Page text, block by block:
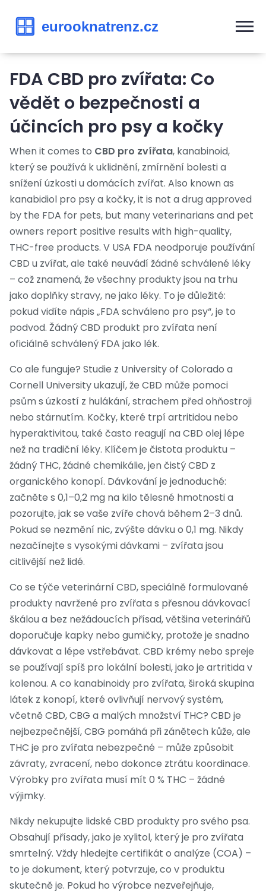
FDA CBD pro zvířata: Co
vědět o bezpečnosti a
účincích pro psy a kočky
When it comes to CBD pro zvířata, kanabinoid,
který se používá k uklidnění, zmírnění bolesti a
snížení úzkosti u domácích zvířat. Also known as
kanabidiol pro psy a kočky, it is not a drug approved
by the FDA for pets, but many veterinarians and pet
owners report positive results with high-quality,
THC-free products. V USA FDA neodporuje používání
CBD u zvířat, ale také neuvádí žádné schválené léky
– což znamená, že všechny produkty jsou na trhu
jako doplňky stravy, ne jako léky. To je důležité:
pokud vidíte nápis „FDA schváleno pro psy“, je to
podvod. Žádný CBD produkt pro zvířata není
oficiálně schválený FDA jako lék.
Co ale funguje? Studie z University of Colorado a
Cornell University ukazují, že CBD může pomoci
psům s úzkostí z hulákání, strachem před ohňostroji
nebo stárnutím. Kočky, které trpí artritidou nebo
hyperaktivitou, také často reagují na CBD olej lépe
než na tradiční léky. Klíčem je čistota produktu –
žádný THC, žádné chemikálie, jen čistý CBD z
organického konopí. Dávkování je jednoduché:
začněte s 0,1–0,2 mg na kilo tělesné hmotnosti a
pozorujte, jak se vaše zvíře chová během 2–3 dnů.
Pokud se nezmění nic, zvýšte dávku o 0,1 mg. Nikdy
nezačínejte s vysokými dávkami – zvířata jsou
citlivější než lidé.
Co se týče veterinární CBD,speciálně formulované
produkty navržené pro zvířata s přesnou dávkovací
škálou a bez nežádoucích přísad, většina veterinářů
doporučuje kapky nebo gumičky, protože je snadno
dávkovat a lépe vstřebávat. CBD krémy nebo spreje
se používají spíš pro lokální bolesti, jako je artritida v
kolenou. A co kanabinoidy pro zvířata, široká skupina
látek z konopí, které ovlivňují nervový systém,
včetně CBD, CBG a malých množství THC? CBD je
nejbezpečnější, CBG pomáhá při zánětech kůže, ale
THC je pro zvířata nebezpečné – může způsobit
závraty, zvracení, nebo dokonce ztrátu koordinace.
Výrobky pro zvířata musí mít 0 % THC – žádné
výjimky.
Nikdy nekupujte lidské CBD produkty pro svého psa.
Obsahují přísady, jako je xylitol, který je pro zvířata
smrtelný. Vždy hledejte certifikát o analýze (COA) –
to je dokument, který potvrzuje, co v produktu
skutečně je. Pokud ho výrobce nezveřejňuje,